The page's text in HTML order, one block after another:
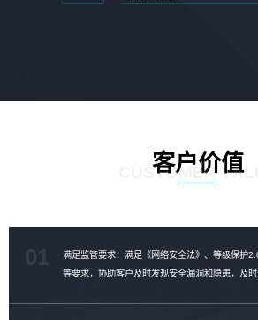
客户价值
CUSTOMER
满足监管要求：满足《网络安全法》、等级保护
等要求，协助客户及时发现安全漏洞和隐患，及